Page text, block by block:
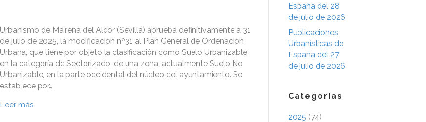
Urbanismo de Mairena del Alcor (Sevilla) aprueba definitivamente a 31
de julio de 2025, la modificación nº31 al Plan General de Ordenación
Urbana, que tiene por objeto la clasificación como Suelo Urbanizable
en la categoría de Sectorizado, de una zona, actualmente Suelo No
Urbanizable, en la parte occidental del núcleo del ayuntamiento. Se
establece por…
Leer más
España del 28
de julio de 2026
Publicaciones
Urbanísticas de
España del 27
de julio de 2026
Categorías
2025 (74)